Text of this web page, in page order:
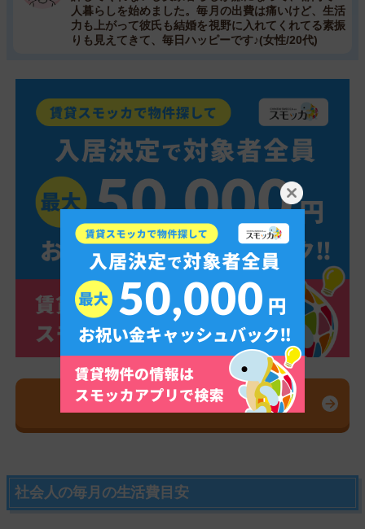
人暮らしを始めました。毎月の出費は痛いけど、生活
力も上がって彼氏も結婚を視野に入れてくれてる素振
りも見えてきて、毎日ハッピーです♪(女性/20代)
スモッカを無料ダウンロード
社会人の毎月の生活費目安